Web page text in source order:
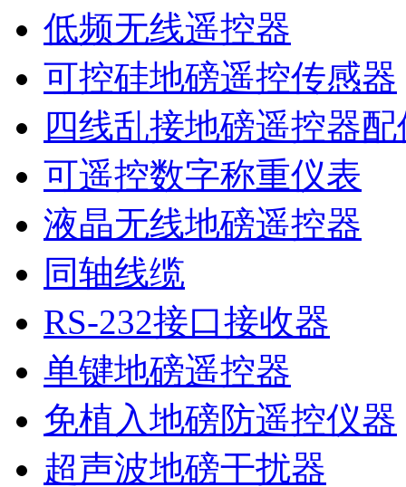
低频无线遥控器
可控硅地磅遥控传感器
四线乱接地磅遥控器配
可遥控数字称重仪表
液晶无线地磅遥控器
同轴线缆
RS-232接口接收器
单键地磅遥控器
免植入地磅防遥控仪器
超声波地磅干扰器